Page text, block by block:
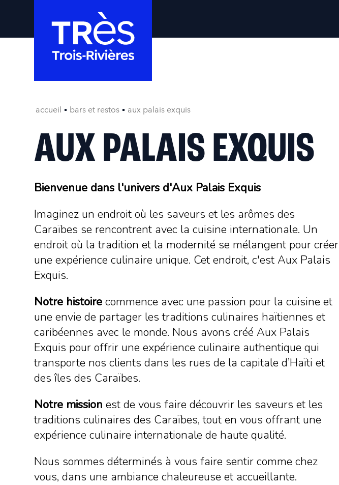
accueil bars et restos aux palais exquis
AUX PALAIS EXQUIS
Bienvenue dans l'univers d'Aux Palais Exquis
Imaginez un endroit où les saveurs et les arômes des
Caraïbes se rencontrent avec la cuisine internationale. Un
endroit où la tradition et la modernité se mélangent pour créer
une expérience culinaire unique. Cet endroit, c'est Aux Palais
Exquis.
Notre histoire commence avec une passion pour la cuisine et
une envie de partager les traditions culinaires haïtiennes et
caribéennes avec le monde. Nous avons créé Aux Palais
Exquis pour offrir une expérience culinaire authentique qui
transporte nos clients dans les rues de la capitale d’Haïti et
des îles des Caraïbes.
Notre mission est de vous faire découvrir les saveurs et les
traditions culinaires des Caraïbes, tout en vous offrant une
expérience culinaire internationale de haute qualité.
Nous sommes déterminés à vous faire sentir comme chez
vous, dans une ambiance chaleureuse et accueillante.